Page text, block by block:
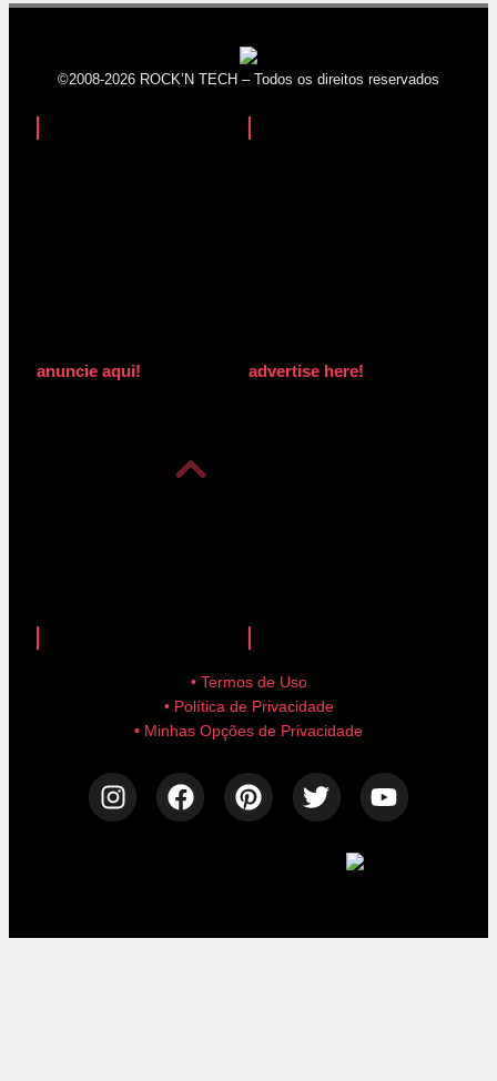
©2008-2026 ROCK’N TECH – Todos os direitos reservados
anuncie aqui! advertise here!
• Termos de Uso
• Política de Privacidade
• Minhas Opções de Privacidade